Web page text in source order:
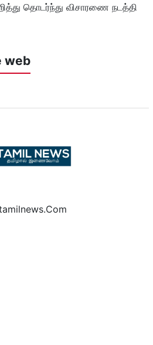
தொடர்ந்து விசாரணை நடத்தி
web